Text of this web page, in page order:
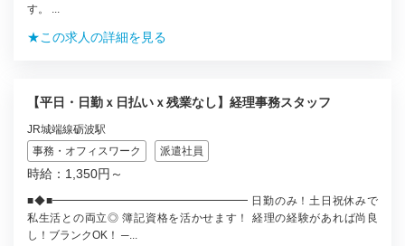
す。 ...
★この求人の詳細を見る
【平日・日勤ｘ日払いｘ残業なし】経理事務スタッフ
JR城端線砺波駅
事務・オフィスワーク
派遣社員
時給：1,350円～
■◆■━━━━━━━━━━━━━━━━━━ 日勤のみ！土日祝休みで
私生活との両立◎ 簿記資格を活かせます！ 経理の経験があれば尚良
し！ブランクOK！ ─...